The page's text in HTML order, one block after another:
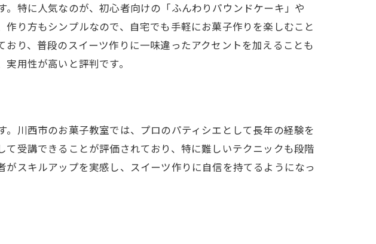
ング術
ンテクニック
見つける方法
特に人気なのが、初心者向けの「ふんわりパウンドケーキ」や
り方もシンプルなので、自宅でも手軽にお菓子作りを楽しむこと
り、普段のスイーツ作りに一味違ったアクセントを加えることも
用性が高いと評判です。
川西市のお菓子教室では、プロのパティシエとして長年の経験を
受講できることが評価されており、特に難しいテクニックも段階
スキルアップを実感し、スイーツ作りに自信を持てるようになっ